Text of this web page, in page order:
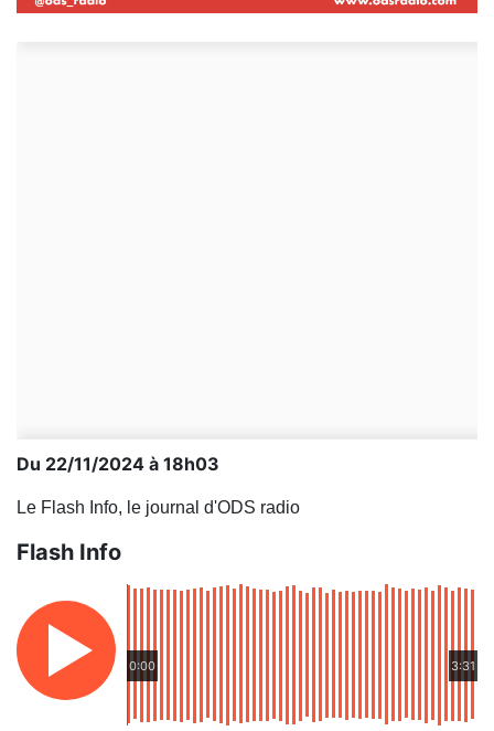
Du 22/11/2024 à 18h03
Le Flash Info, le journal d'ODS radio
Flash Info
0:00 3:31